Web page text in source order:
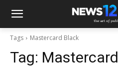
Tags Mastercard Black
Tag: